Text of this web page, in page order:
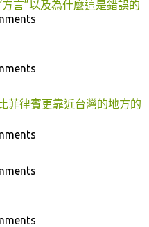
言”以及為什麼這是錯誤的
菲律賓更靠近台灣的地方的